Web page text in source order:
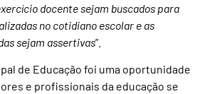
docente sejam buscados para
no cotidiano escolar e as
sejam assertivas”.
de Educação foi uma oportunidade
e profissionais da educação se